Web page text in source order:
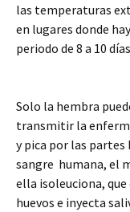
las temperaturas
en lugares donde
periodo de 8 a 10
Solo la hembra
transmitir la
y pica por las partes
sangre humana, el
ella isoleuciona, que
huevos e inyecta